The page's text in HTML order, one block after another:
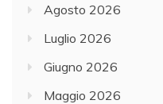
Agosto 2026
Luglio 2026
Giugno 2026
Maggio 2026